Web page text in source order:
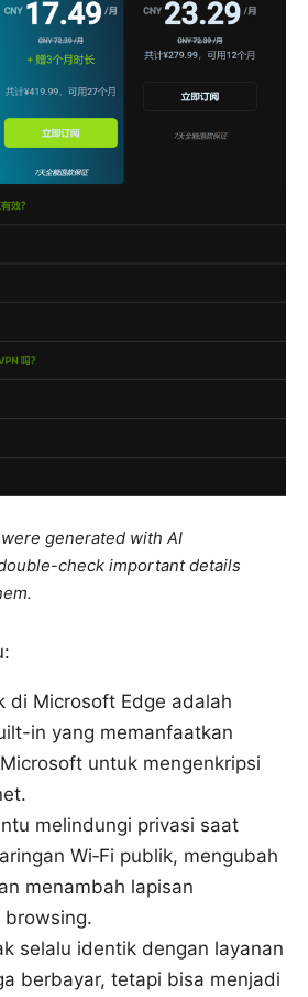
generated with AI
check important details
di Microsoft Edge adalah
in yang memanfaatkan
untuk mengenkripsi
melindungi privasi saat
Wi‑Fi publik, mengubah
menambah lapisan
browsing.
selalu identik dengan layanan
berbayar, tetapi bisa menjadi